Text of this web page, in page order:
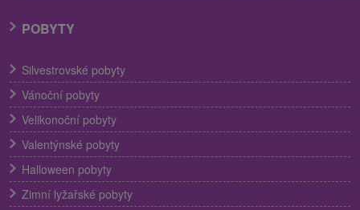
POBYTY
Silvestrovské pobyty
Vánoční pobyty
Velikonoční pobyty
Valentýnské pobyty
Halloween pobyty
Zimní lyžařské pobyty